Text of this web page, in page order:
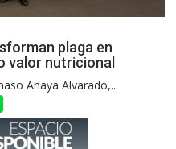
plaga en
valor nutricional
Anaya Alvarado,...